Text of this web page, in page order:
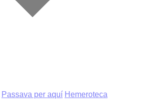
Passava per aquí Hemeroteca